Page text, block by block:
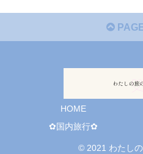
HOME
✿国内旅行✿
© 2021 わたし